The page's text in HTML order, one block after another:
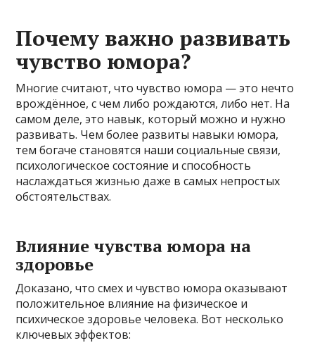
Почему важно развивать
чувство юмора?
Многие считают, что чувство юмора — это нечто
врождённое, с чем либо рождаются, либо нет. На
самом деле, это навык, который можно и нужно
развивать. Чем более развиты навыки юмора,
тем богаче становятся наши социальные связи,
психологическое состояние и способность
наслаждаться жизнью даже в самых непростых
обстоятельствах.
Влияние чувства юмора на
здоровье
Доказано, что смех и чувство юмора оказывают
положительное влияние на физическое и
психическое здоровье человека. Вот несколько
ключевых эффектов: